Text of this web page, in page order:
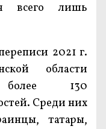
всего лишь
2021 г.
области
130
Среди них
татары,